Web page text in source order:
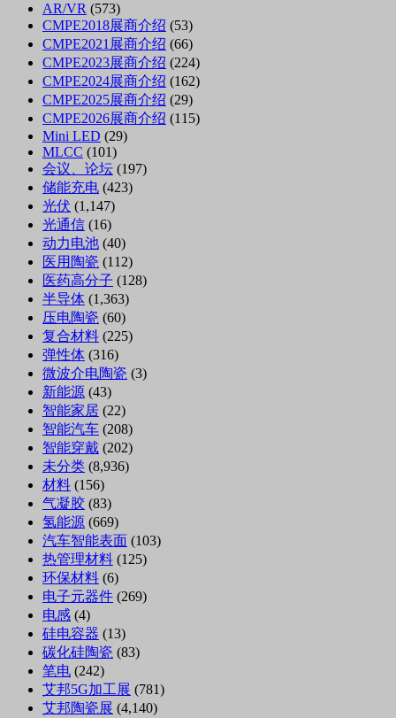
AR/VR (573)
CMPE2018展商介绍 (53)
CMPE2021展商介绍 (66)
CMPE2023展商介绍 (224)
CMPE2024展商介绍 (162)
CMPE2025展商介绍 (29)
CMPE2026展商介绍 (115)
Mini LED (29)
MLCC (101)
会议、论坛 (197)
储能充电 (423)
光伏 (1,147)
光通信 (16)
动力电池 (40)
医用陶瓷 (112)
医药高分子 (128)
半导体 (1,363)
压电陶瓷 (60)
复合材料 (225)
弹性体 (316)
微波介电陶瓷 (3)
新能源 (43)
智能家居 (22)
智能汽车 (208)
智能穿戴 (202)
未分类 (8,936)
材料 (156)
气凝胶 (83)
氢能源 (669)
汽车智能表面 (103)
热管理材料 (125)
环保材料 (6)
电子元器件 (269)
电感 (4)
硅电容器 (13)
碳化硅陶瓷 (83)
笔电 (242)
艾邦5G加工展 (781)
艾邦陶瓷展 (4,140)